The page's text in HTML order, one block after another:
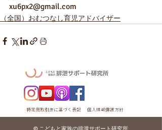
xu6px2@gmail.com
（全国）おむつなし育児アドバイザー
特定商取引法に基づく表記 個人情報保護方針